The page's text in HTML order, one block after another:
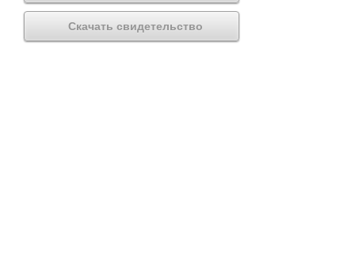
Скачать свидетельство